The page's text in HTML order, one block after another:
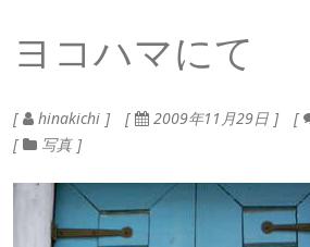
ヨコハマにて
hinakichi 2009年11月29日
写真